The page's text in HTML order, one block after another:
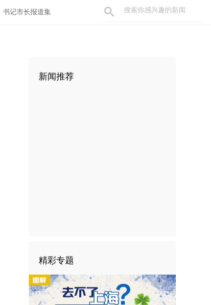
书记市长报道集
新闻推荐
精彩专题